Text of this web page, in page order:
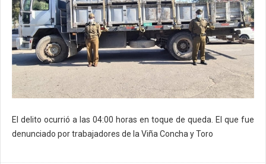
El delito ocurrió a las 04:00 horas en toque de queda. El que fue
denunciado por trabajadores de la Viña Concha y Toro